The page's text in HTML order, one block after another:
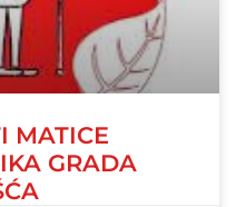
MATICE
GRADA